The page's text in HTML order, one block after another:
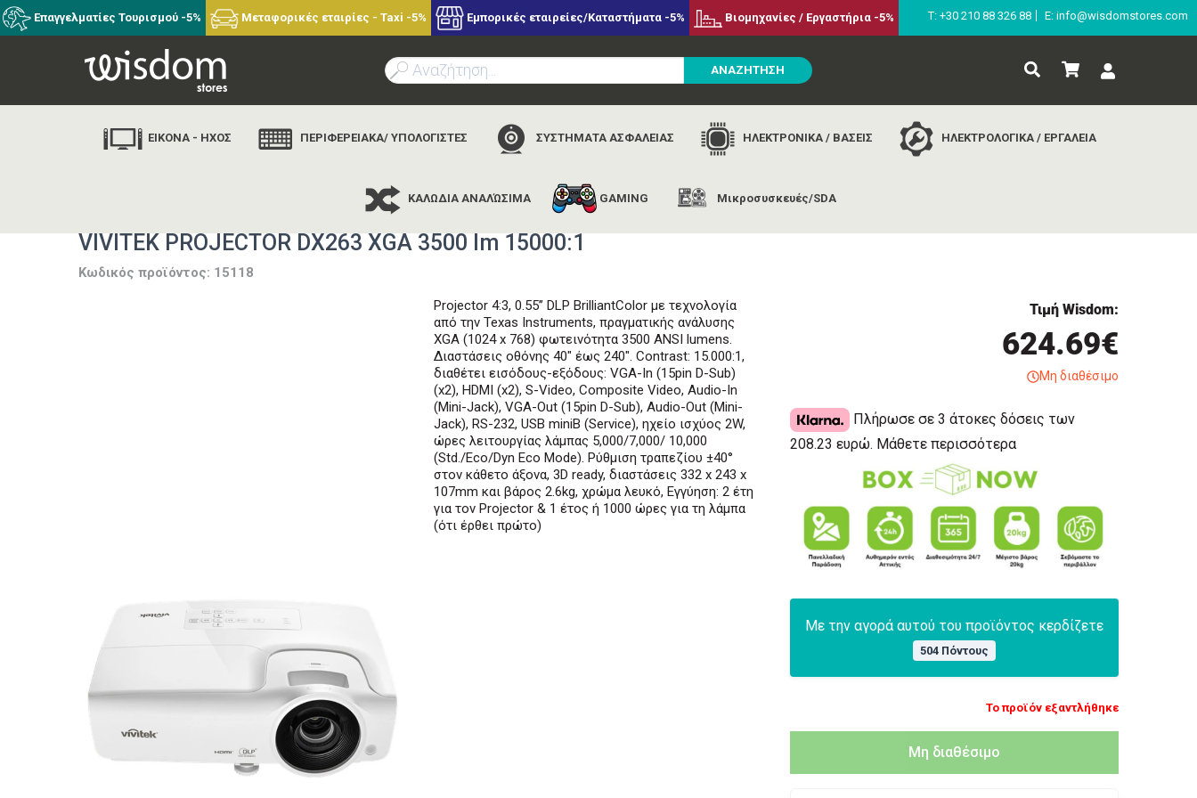
Επαγγελματίες Τουρισμού -5% Μεταφορικές εταιρίες - Taxi -5% Εμπορικές εταιρείες/Καταστήματα -5% Βιομηχανίες / Εργαστήρια -5% Τ: +30 210 88 326 88 E: info@wisdomstores.com
ΑΝΑΖΗΤΗΣΗ
ΕΙΚΟΝΑ - ΗΧΟΣ ΠΕΡΙΦΕΡΕΙΑΚΑ/ ΥΠΟΛΟΓΙΣΤΕΣ ΣΥΣΤΗΜΑΤΑ ΑΣΦΑΛΕΙΑΣ ΗΛΕΚΤΡΟΝΙΚΑ / ΒΑΣΕΙΣ ΗΛΕΚΤΡΟΛΟΓΙΚΑ / ΕΡΓΑΛΕΙΑ
ΚΑΛΩΔΙΑ ΑΝΑΛΏΣΙΜΑ GAMING Μικροσυσκευές/SDA
αρχική εταιρίες vivitek vivitek projector dx263 xga 3500 lm 15000:1
VIVITEK PROJECTOR DX263 XGA 3500 lm 15000:1
Κωδικός προϊόντος: 15118
Projector 4:3, 0.55’’ DLP BrilliantColor με τεχνολογία
από την Texas Instruments, πραγματικής ανάλυσης
XGA (1024 x 768) φωτεινότητα 3500 ANSI lumens.
Διαστάσεις οθόνης 40" έως 240". Contrast: 15.000:1,
διαθέτει εισόδους-εξόδους: VGA-In (15pin D-Sub)
(x2), HDMI (x2), S-Video, Composite Video, Audio-In
(Mini-Jack), VGA-Out (15pin D-Sub), Audio-Out (Mini-
Jack), RS-232, USB miniB (Service), ηχείο ισχύος 2W,
ώρες λειτουργίας λάμπας 5,000/7,000/ 10,000
(Std./Eco/Dyn Eco Mode). Ρύθμιση τραπεζίου ±40°
στον κάθετο άξονα, 3D ready, διαστάσεις 332 x 243 x
107mm και βάρος 2.6kg, χρώμα λευκό, Εγγύηση: 2 έτη
για τον Projector & 1 έτος ή 1000 ώρες για τη λάμπα
(ότι έρθει πρώτο)
Τιμή Wisdom:
624.69€
Μη διαθέσιμο
Πλήρωσε σε 3 άτοκες δόσεις των
208.23 ευρώ. Μάθετε περισσότερα
Με την αγορά αυτού του προϊόντος κερδίζετε
504 Πόντους
Το προϊόν εξαντλήθηκε
Μη διαθέσιμο